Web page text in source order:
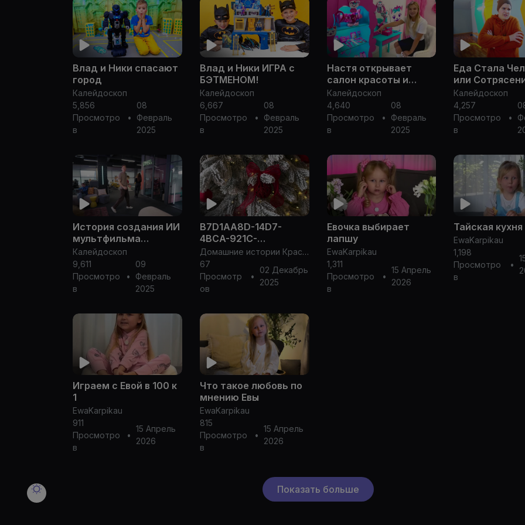
Влад и Ники спасают
город
Калейдоскоп
5,856
Просмотро
в
•
08
Февраль
2025
Влад и Ники ИГРА с
БЭТМЕНОМ!
Калейдоскоп
6,667
Просмотро
в
•
08
Февраль
2025
Настя открывает
салон красоты и
помогает своему
другу
Калейдоскоп
4,640
Просмотро
в
•
08
Февраль
2025
Еда Стала
или
Мозга в Школе_
Смешные
Школе! Мы
Школа -
Калейдоскоп
4,257
Просмотро
в
•
История создания ИИ
мультфильма
"БЕЛОВЕЖСКАЯ
ПУЩА" | ARTEKI
STUDIO
Калейдоскоп
9,611
Просмотро
в
•
09
Февраль
2025
B7D1AA8D-14D7-
4BCA-921C-
727E6990A020
Домашние истории Краснопевцев Леонид
67
Просмотр
ов
•
02 Декабрь
2025
Евочка выбирает
лапшу
EwaKarpikau
1,311
Просмотро
в
•
15 Апрель
2026
Тайская кухня
EwaKarpikau
1,198
Просмотро
в
•
Играем с Евой в 100 к
1
EwaKarpikau
911
Просмотро
в
•
15 Апрель
2026
Что такое любовь по
мнению Евы
EwaKarpikau
815
Просмотро
в
•
15 Апрель
2026
Показать больше